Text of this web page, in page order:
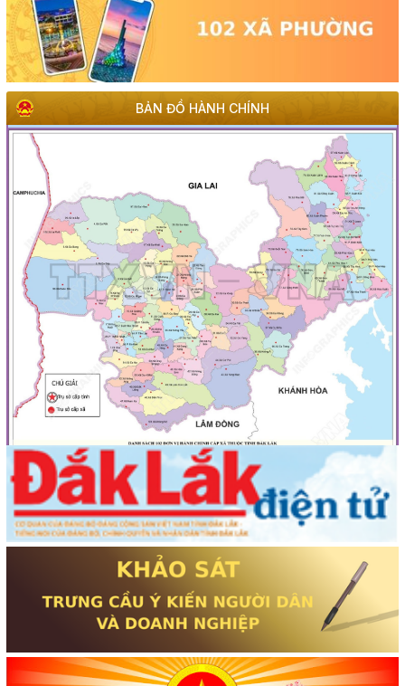
BẢN ĐỒ HÀNH CHÍNH
Thông báo về việc tiếp nhận hồ sơ đề nghị chấp thuận
chủ trương đầu tư dự án: Nhà máy sản xuất viên nén gỗ
xuất khẩu và chế biến lâm sản - Thành Châu Đắk Lắk
(27/07/2026, 00:00)